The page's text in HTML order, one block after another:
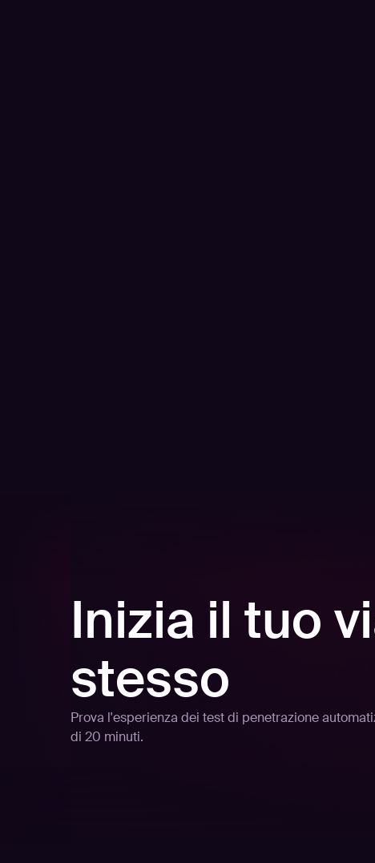
Inizia il tuo
stesso
Prova l'esperienza dei test di penetrazione
di 20 minuti.